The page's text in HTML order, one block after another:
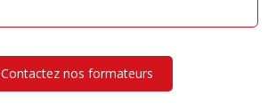
Contactez nos formateurs